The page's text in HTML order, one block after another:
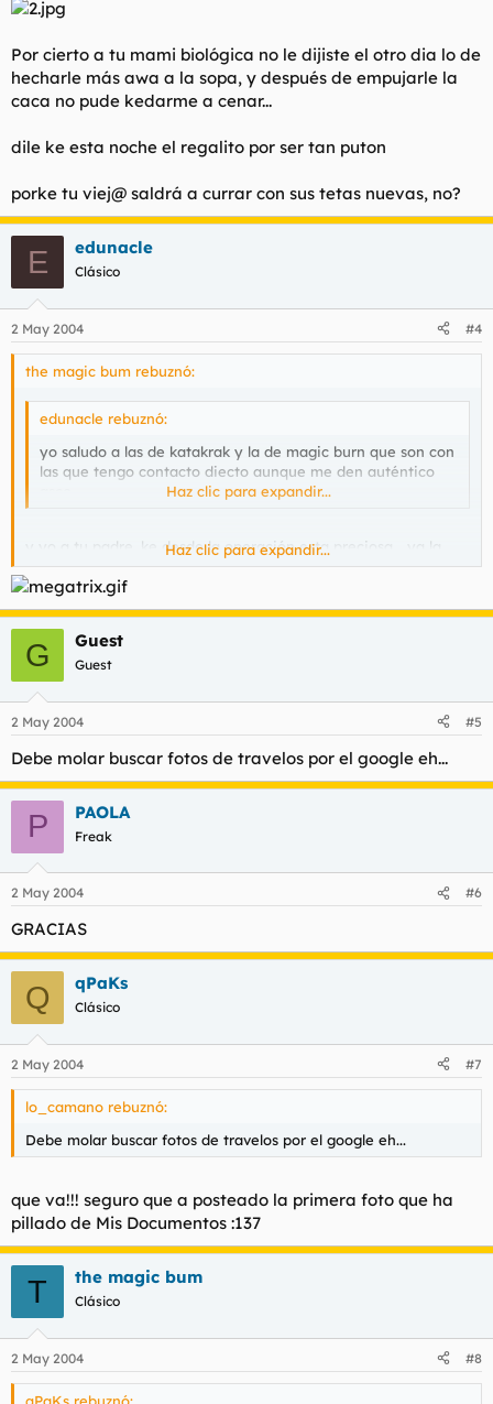
Por cierto a tu mami biológica no le dijiste el otro dia lo de
hecharle más awa a la sopa, y después de empujarle la
caca no pude kedarme a cenar...
dile ke esta noche el regalito por ser tan puton
porke tu viej@ saldrá a currar con sus tetas nuevas, no?
E edunacle
Clásico
2 May 2004 #4
the magic bum rebuznó:
edunacle rebuznó:
yo saludo a las de katakrak y la de magic burn que son con
las que tengo contacto diecto aunque me den auténtico
Haz clic para expandir...
y yo a tu padre, ke desde la operación esta preciosa... ya la
puedes llamar mami y no das tanto el cante...
Por cierto a tu mami biológica no le dijiste el otro dia lo de
hecharle más awa a la sopa, y después de empujarle la caca no
pude kedarme a cenar...
dile ke esta noche el regalito por ser tan puton
Haz clic para expandir...
G Guest
Guest
2 May 2004 #5
Debe molar buscar fotos de travelos por el google eh...
P PAOLA
Freak
2 May 2004 #6
GRACIAS
Q qPaKs
Clásico
2 May 2004 #7
lo_camano rebuznó:
Debe molar buscar fotos de travelos por el google eh...
que va!!! seguro que a posteado la primera foto que ha
pillado de Mis Documentos :137
T the magic bum
Clásico
2 May 2004 #8
qPaKs rebuznó: